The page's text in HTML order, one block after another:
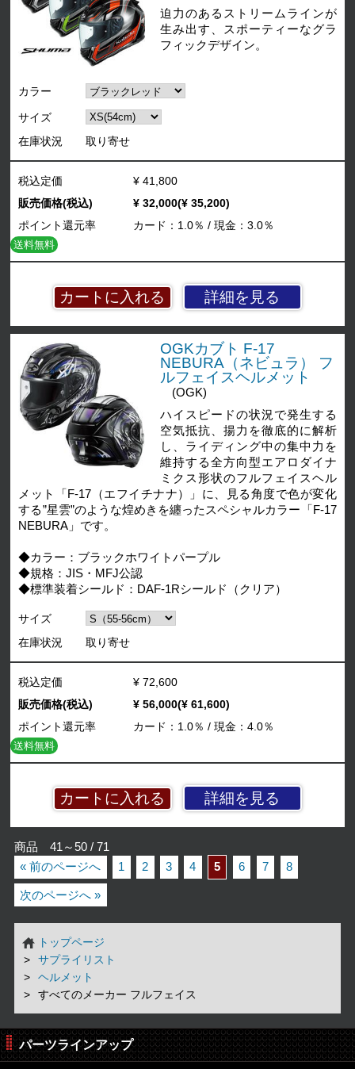
迫力のあるストリームラインが
生み出す、スポーティーなグラ
フィックデザイン。
カラー
サイズ
在庫状況
取り寄せ
詳細を見る
税込定価
¥ 41,800
販売価格(税込)
¥ 32,000(¥ 35,200)
ポイント還元率
カード：1.0％ / 現金：3.0％
送料無料
OGKカブト F-17
NEBURA（ネビュラ） フ
ルフェイスヘルメット
(OGK)
ハイスピードの状況で発生する
空気抵抗、揚力を徹底的に解析
し、ライディング中の集中力を
維持する全方向型エアロダイナ
ミクス形状のフルフェイスヘル
メット「F-17（エフイチナナ）」に、見る角度で色が変化
する”星雲”のような煌めきを纏ったスペシャルカラー「F-17
NEBURA」です。
◆カラー：ブラックホワイトパープル
◆規格：JIS・MFJ公認
◆標準装着シールド：DAF-1Rシールド（クリア）
サイズ
在庫状況
取り寄せ
詳細を見る
税込定価
¥ 72,600
販売価格(税込)
¥ 56,000(¥ 61,600)
ポイント還元率
カード：1.0％ / 現金：4.0％
送料無料
商品 41～50 / 71
« 前のページへ
1 2 3 4 5 6 7 8
次のページへ »
トップページ
サプライリスト
ヘルメット
すべてのメーカー フルフェイス
パーツラインアップ